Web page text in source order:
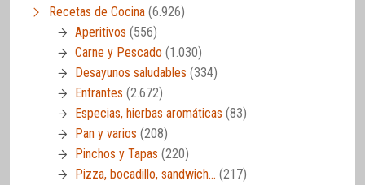
Recetas de Cocina (6.926)
Aperitivos (556)
Carne y Pescado (1.030)
Desayunos saludables (334)
Entrantes (2.672)
Especias, hierbas aromáticas (83)
Pan y varios (208)
Pinchos y Tapas (220)
Pizza, bocadillo, sandwich… (217)